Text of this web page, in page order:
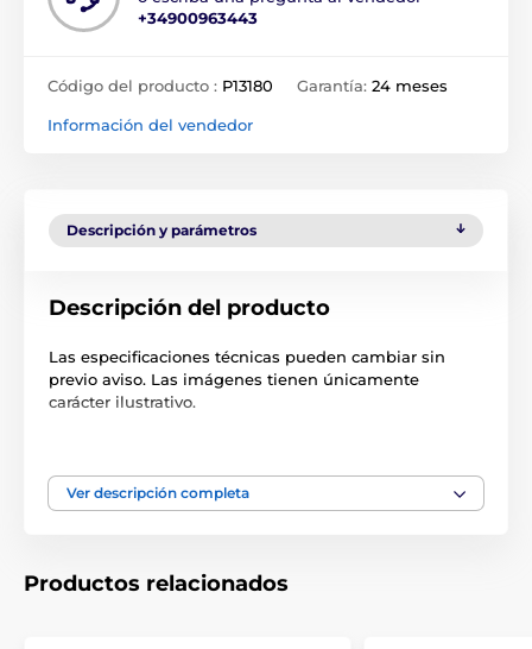
+34900963443
Código del producto : P13180 Garantía: 24 meses
Información del vendedor
Descripción y parámetros
Descripción del producto
Las especificaciones técnicas pueden cambiar sin
previo aviso. Las imágenes tienen únicamente
carácter ilustrativo.
El producto aparece en las categorías
Ver descripción completa
Productos relacionados